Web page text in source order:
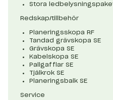
Stora
Redskap/tillbehör
Planeringsskopa RF
Tandad grävskopa SE
Grävskopa SE
Kabelskopa SE
Pallgafflar SE
Tjälkrok SE
Planeringsbalk SE
Service